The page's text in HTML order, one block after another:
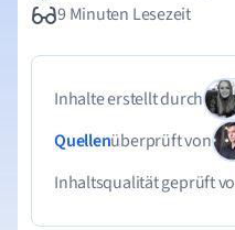
9 Minuten Lesezeit
Inhalte erstellt durch
Quellenüberprüft von
Inhaltsqualität geprüft